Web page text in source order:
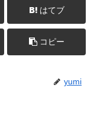
はてブ
コピー
yumi